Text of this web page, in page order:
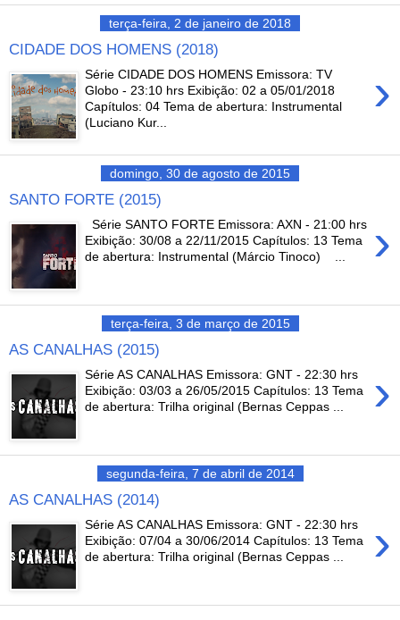
terça-feira, 2 de janeiro de 2018
CIDADE DOS HOMENS (2018)
›
Série CIDADE DOS HOMENS Emissora: TV
Globo - 23:10 hrs Exibição: 02 a 05/01/2018
Capítulos: 04 Tema de abertura: Instrumental
(Luciano Kur...
domingo, 30 de agosto de 2015
SANTO FORTE (2015)
›
Série SANTO FORTE Emissora: AXN - 21:00 hrs
Exibição: 30/08 a 22/11/2015 Capítulos: 13 Tema
de abertura: Instrumental (Márcio Tinoco) ...
terça-feira, 3 de março de 2015
AS CANALHAS (2015)
›
Série AS CANALHAS Emissora: GNT - 22:30 hrs
Exibição: 03/03 a 26/05/2015 Capítulos: 13 Tema
de abertura: Trilha original (Bernas Ceppas ...
segunda-feira, 7 de abril de 2014
AS CANALHAS (2014)
›
Série AS CANALHAS Emissora: GNT - 22:30 hrs
Exibição: 07/04 a 30/06/2014 Capítulos: 13 Tema
de abertura: Trilha original (Bernas Ceppas ...